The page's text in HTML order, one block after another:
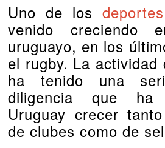
Uno de los deportes
venido creciendo
uruguayo, en los
el rugby. La actividad
ha tenido una
diligencia que
Uruguay crecer
de clubes como de